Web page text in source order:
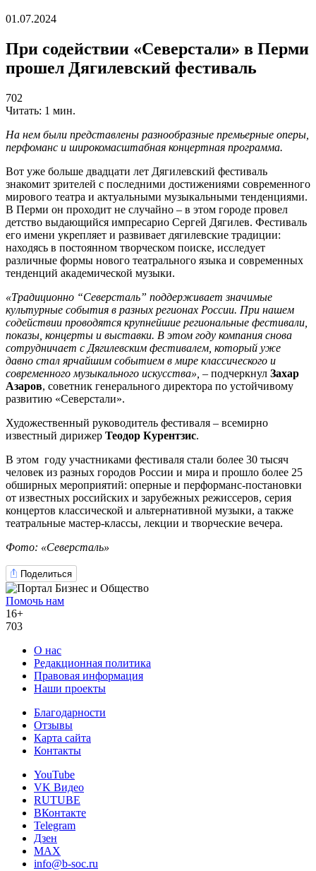
01.07.2024
При содействии «Северстали» в Перми
прошел Дягилевский фестиваль
702
Читать: 1 мин.
На нем были представлены разнообразные премьерные оперы,
перфоманс и широкомасштабная концертная программа.
Вот уже больше двадцати лет Дягилевский фестиваль
знакомит зрителей с последними достижениями современного
мирового театра и актуальными музыкальными тенденциями.
В Перми он проходит не случайно – в этом городе провел
детство выдающийся импресарио Сергей Дягилев. Фестиваль
его имени укрепляет и развивает дягилевские традиции:
находясь в постоянном творческом поиске, исследует
различные формы нового театрального языка и современных
тенденций академической музыки.
«Традиционно “Северсталь” поддерживает значимые
культурные события в разных регионах России. При нашем
содействии проводятся крупнейшие региональные фестивали,
показы, концерты и выставки. В этом году компания снова
сотрудничает с Дягилевским фестивалем, который уже
давно стал ярчайшим событием в мире классического и
современного музыкального искусства», – подчеркнул Захар
Азаров, советник генерального директора по устойчивому
развитию «Северстали».
Художественный руководитель фестиваля – всемирно
известный дирижер Теодор Курентзис.
В этом году участниками фестиваля стали более 30 тысяч
человек из разных городов России и мира и прошло более 25
обширных мероприятий: оперные и перформанс-постановки
от известных российских и зарубежных режиссеров, серия
концертов классической и альтернативной музыки, а также
театральные мастер-классы, лекции и творческие вечера.
Фото: «Северсталь»
Поделиться
Помочь нам
16+
703
О нас
Редакционная политика
Правовая информация
Наши проекты
Благодарности
Отзывы
Карта сайта
Контакты
YouTube
VK Видео
RUTUBE
ВКонтакте
Telegram
Дзен
MAX
info@b-soc.ru